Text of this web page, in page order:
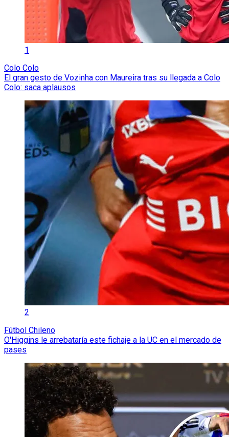
1
Colo Colo
El gran gesto de Vozinha con Maureira tras su llegada a Colo
Colo: saca aplausos
2
Fútbol Chileno
O'Higgins le arrebataría este fichaje a la UC en el mercado de
pases